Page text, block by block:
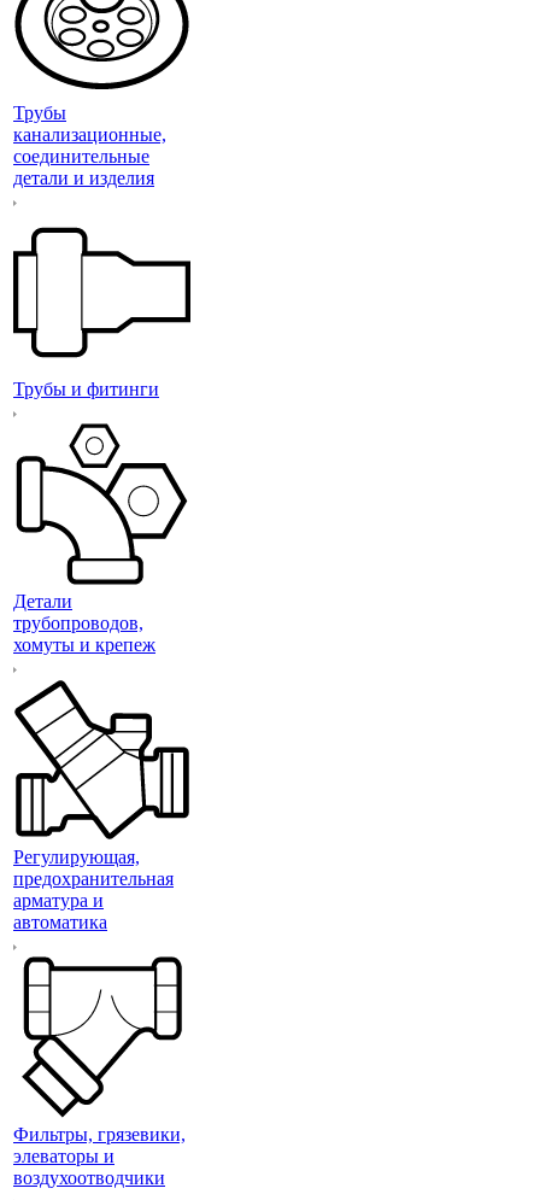
Трубы
канализационные,
соединительные
детали и изделия
Трубы и фитинги
Детали
трубопроводов,
хомуты и крепеж
Регулирующая,
предохранительная
арматура и
автоматика
Фильтры, грязевики,
элеваторы и
воздухоотводчики